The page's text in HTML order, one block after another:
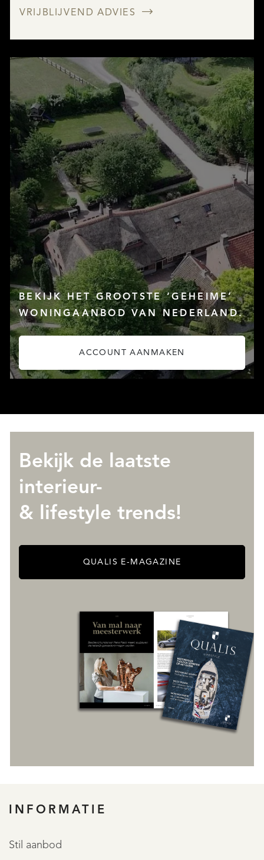
VRIJBLIJVEND ADVIES
BEKIJK HET GROOTSTE ‘GEHEIME’
WONINGAANBOD VAN NEDERLAND.
ACCOUNT AANMAKEN
Bekijk de laatste
interieur-
& lifestyle trends!
QUALIS E-MAGAZINE
INFORMATIE
Stil aanbod
DIENSTEN
OVER QUALIS